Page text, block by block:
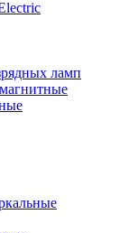
ламп